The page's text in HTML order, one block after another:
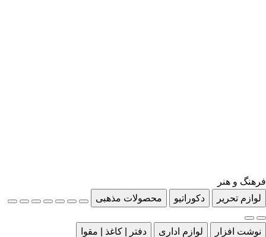
فرهنگ و هنر
لوازم تحریر
دکوراتیو محصولات مذهبی
نوشت افزار لوازم اداری
دفتر | کاغذ | مقوا